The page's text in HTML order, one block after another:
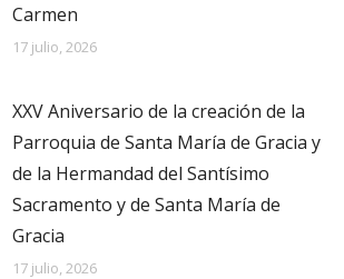
Carmen
17 julio, 2026
XXV Aniversario de la creación de la
Parroquia de Santa María de Gracia y
de la Hermandad del Santísimo
Sacramento y de Santa María de
Gracia
17 julio, 2026